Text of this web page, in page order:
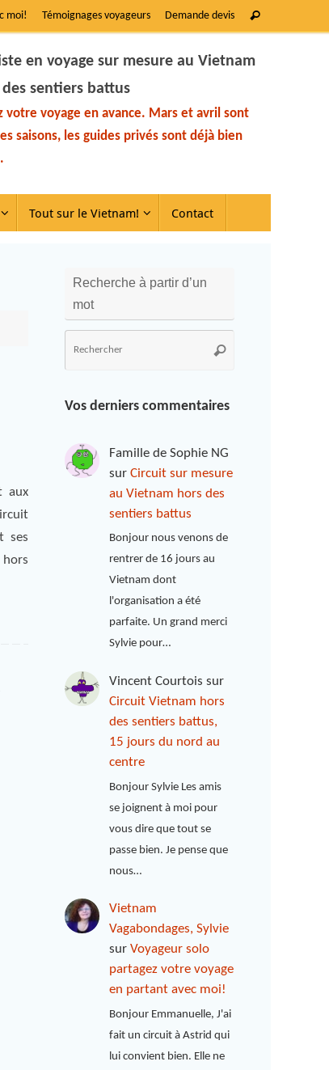
moi! Témoignages voyageurs Demande devis
en voyage sur mesure au Vietnam
sentiers battus
votre voyage en avance. Mars et avril sont
saisons, les guides privés sont déjà bien
Tout sur le Vietnam! Contact
aux
ses
Recherche à partir d’un
mot
Vos derniers commentaires
Famille de Sophie NG
surCircuit sur mesure
au Vietnam hors des
sentiers battus
Bonjour nous venons de
rentrer de 16 jours au
Vietnam dont
l'organisation a été
parfaite. Un grand merci
Sylvie pour…
Vincent Courtois sur
Circuit Vietnam hors
des sentiers battus,
15 jours du nord au
centre
Bonjour Sylvie Les amis
se joignent à moi pour
vous dire que tout se
passe bien. Je pense que
nous…
Vietnam
Vagabondages, Sylvie
surVoyageur solo
partagez votre voyage
en partant avec moi!
Bonjour Emmanuelle, J'ai
fait un circuit à Astrid qui
lui convient bien. Elle ne